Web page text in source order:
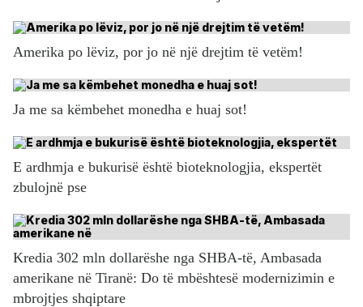
Amerika po lëviz, por jo në një drejtim të vetëm!
Ja me sa këmbehet monedha e huaj sot!
E ardhmja e bukurisë është bioteknologjia, ekspertët
zbulojnë pse
Kredia 302 mln dollarëshe nga SHBA-të, Ambasada
amerikane në Tiranë: Do të mbështesë modernizimin e
mbrojtjes shqiptare